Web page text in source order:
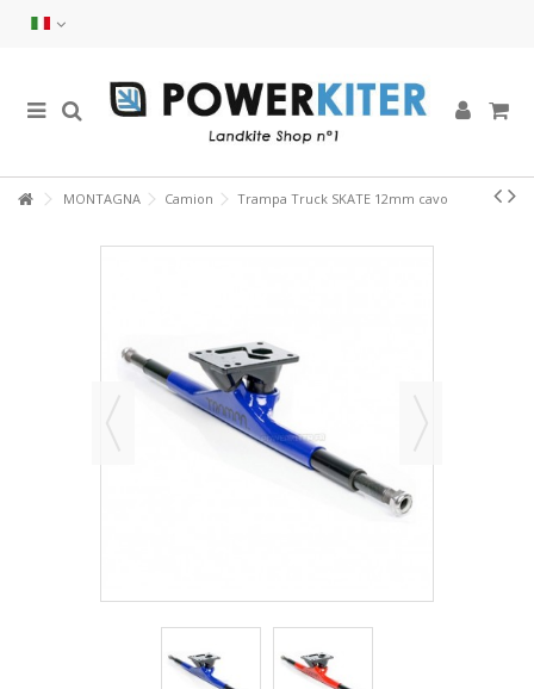
MONTAGNA Camion Trampa Truck SKATE 12mm cavo